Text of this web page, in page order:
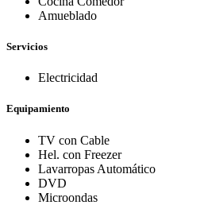
Amueblado
Servicios
Electricidad
Equipamiento
TV con Cable
Hel. con Freezer
Lavarropas Automático
DVD
Microondas